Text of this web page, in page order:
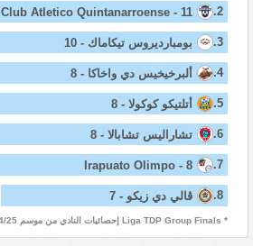
2.
Club Atletico Quintanarroense - 11
3. بومبارديروس تيكاماك - 10
4. ألبرخيخيس دي واخاكا - 8
5. أتلتيكو كوكولا - 8
6. تشاراليس تشابالا - 8
7.
Irapuato Olimpo - 8
8. ڤالي دي زيكو - 7
* Liga TDP Group Finals إحصائيات النادي من موسم 2024/25